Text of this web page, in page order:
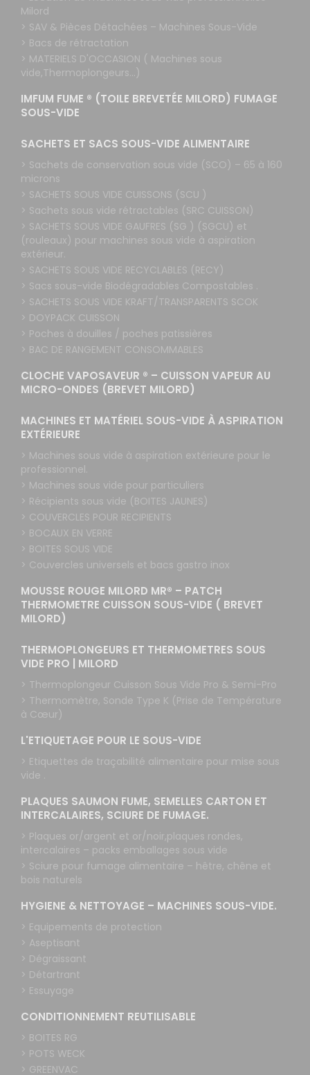
Milord
> SAV & Pièces Détachées – Machines Sous-Vide
> Bacs de rétractation
> MATERIELS D'OCCASION ( Machines sous
vide,Thermoplongeurs...)
IMFUM FUME ® (TOILE BREVETÉE MILORD) FUMAGE
SOUS-VIDE
SACHETS ET SACS SOUS-VIDE ALIMENTAIRE
> Sachets de conservation sous vide (SCO) – 65 à 160
microns
> SACHETS SOUS VIDE CUISSONS (SCU )
> Sachets sous vide rétractables (SRC CUISSON)
> SACHETS SOUS VIDE GAUFRES (SG ) (SGCU) et
(rouleaux) pour machines sous vide à aspiration
extérieur.
> SACHETS SOUS VIDE RECYCLABLES (RECY)
> Sacs sous-vide Biodégradables Compostables .
> SACHETS SOUS VIDE KRAFT/TRANSPARENTS SCOK
> DOYPACK CUISSON
> Poches à douilles / poches patissières
> BAC DE RANGEMENT CONSOMMABLES
CLOCHE VAPOSAVEUR ® – CUISSON VAPEUR AU
MICRO-ONDES (BREVET MILORD)
MACHINES ET MATÉRIEL SOUS-VIDE À ASPIRATION
EXTÉRIEURE
> Machines sous vide à aspiration extérieure pour le
professionnel.
> Machines sous vide pour particuliers
> Récipients sous vide (BOITES JAUNES)
> COUVERCLES POUR RECIPIENTS
> BOCAUX EN VERRE
> BOITES SOUS VIDE
> Couvercles universels et bacs gastro inox
MOUSSE ROUGE MILORD MR® – PATCH
THERMOMETRE CUISSON SOUS-VIDE ( BREVET
MILORD)
THERMOPLONGEURS ET THERMOMETRES SOUS
VIDE PRO | MILORD
> Thermoplongeur Cuisson Sous Vide Pro & Semi-Pro
> Thermomètre, Sonde Type K (Prise de Température
à Cœur)
L'ETIQUETAGE POUR LE SOUS-VIDE
> Etiquettes de traçabilité alimentaire pour mise sous
vide .
PLAQUES SAUMON FUME, SEMELLES CARTON ET
INTERCALAIRES, SCIURE DE FUMAGE.
> Plaques or/argent et or/noir,plaques rondes,
intercalaires – packs emballages sous vide
> Sciure pour fumage alimentaire – hêtre, chêne et
bois naturels
HYGIENE & NETTOYAGE – MACHINES SOUS-VIDE.
> Equipements de protection
> Aseptisant
> Dégraissant
> Détartrant
> Essuyage
CONDITIONNEMENT REUTILISABLE
> BOITES RG
> POTS WECK
> GREENVAC